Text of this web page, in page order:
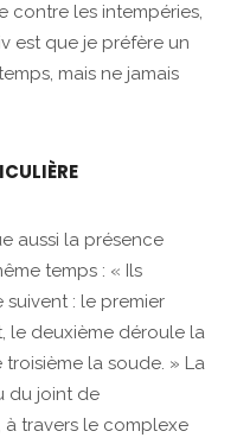
contre les intempéries,
est que je préfère un
mais ne jamais
aussi la présence
temps : « Ils
: le premier
le deuxième déroule la
la soude. » La
du joint de
travers le complexe